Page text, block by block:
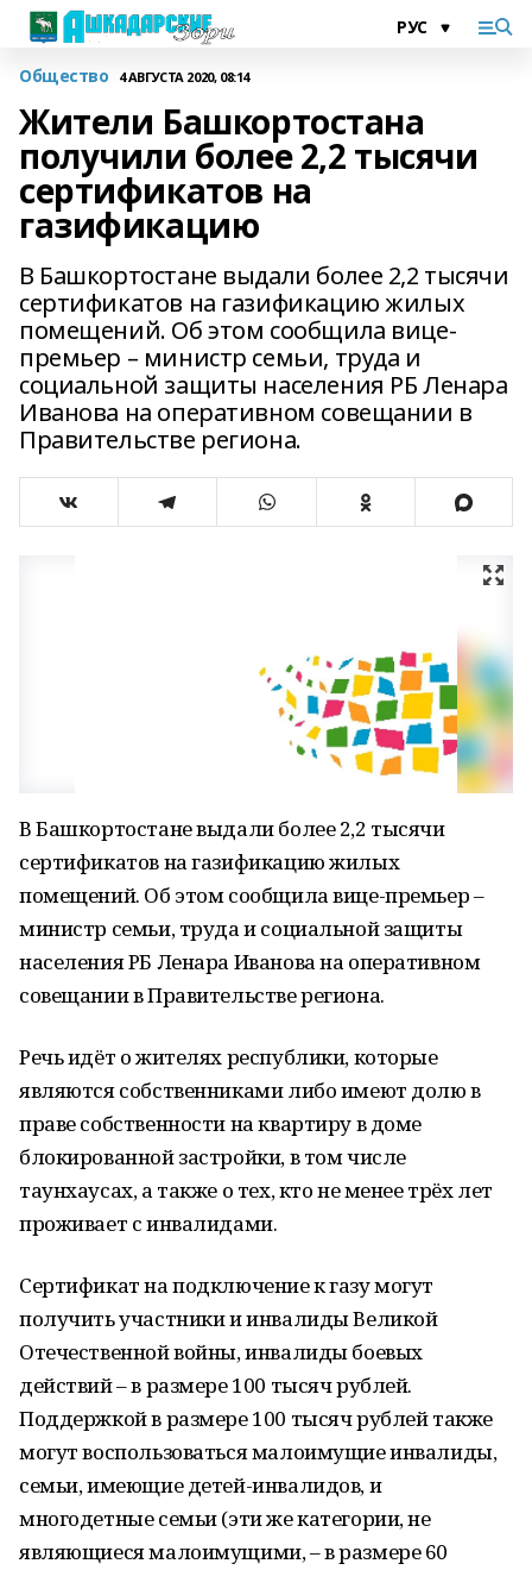
Общество 4 АВГУСТА 2020, 08:14
Жители Башкортостана
получили более 2,2 тысячи
сертификатов на
газификацию
В Башкортостане выдали более 2,2 тысячи
сертификатов на газификацию жилых
помещений. Об этом сообщила вице-
премьер – министр семьи, труда и
социальной защиты населения РБ Ленара
Иванова на оперативном совещании в
Правительстве региона.
В Башкортостане выдали более 2,2 тысячи
сертификатов на газификацию жилых
помещений. Об этом сообщила вице-премьер –
министр семьи, труда и социальной защиты
населения РБ Ленара Иванова на оперативном
совещании в Правительстве региона.
Речь идёт о жителях республики, которые
являются собственниками либо имеют долю в
праве собственности на квартиру в доме
блокированной застройки, в том числе
таунхаусах, а также о тех, кто не менее трёх лет
проживает с инвалидами.
Сертификат на подключение к газу могут
получить участники и инвалиды Великой
Отечественной войны, инвалиды боевых
действий – в размере 100 тысяч рублей.
Поддержкой в размере 100 тысяч рублей также
могут воспользоваться малоимущие инвалиды,
семьи, имеющие детей-инвалидов, и
многодетные семьи (эти же категории, не
являющиеся малоимущими, – в размере 60